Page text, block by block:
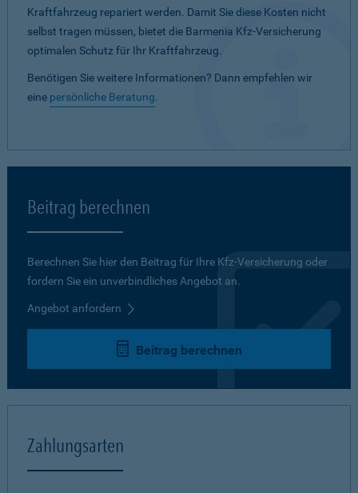
Kraftfahrzeug repariert werden. Damit Sie diese Kosten nicht
selbst tragen müssen, bietet die Barmenia Kfz-Versicherung
optimalen Schutz für Ihr Kraftfahrzeug.
Benötigen Sie weitere Informationen? Dann empfehlen wir
eine persönliche Beratung.
Beitrag berechnen
Berechnen Sie hier den Beitrag für Ihre Kfz-Versicherung oder
fordern Sie ein unverbindliches Angebot an.
Angebot anfordern
Beitrag berechnen
Zahlungsarten